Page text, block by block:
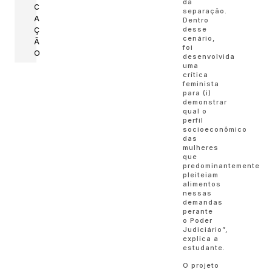
C
A
Ç
Ã
O
da
separação.
Dentro
desse
cenário,
foi
desenvolvida
uma
crítica
feminista
para (i)
demonstrar
qual o
perfil
socioeconômico
das
mulheres
que
predominantemente
pleiteiam
alimentos
nessas
demandas
perante
o Poder
Judiciário”,
explica a
estudante.
O projeto